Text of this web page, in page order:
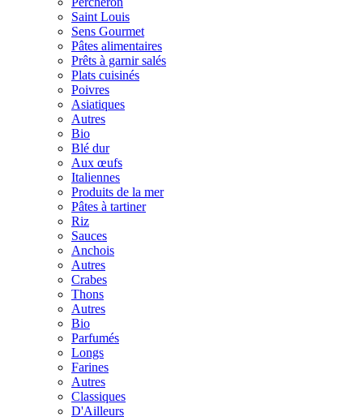
Saint Louis
Sens Gourmet
Pâtes alimentaires
Prêts à garnir salés
Plats cuisinés
Poivres
Asiatiques
Autres
Bio
Blé dur
Aux œufs
Italiennes
Produits de la mer
Pâtes à tartiner
Riz
Sauces
Anchois
Autres
Crabes
Thons
Autres
Bio
Parfumés
Longs
Farines
Autres
Classiques
D'Ailleurs